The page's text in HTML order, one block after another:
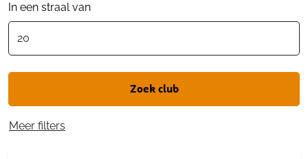
In een straal van
Meer filters